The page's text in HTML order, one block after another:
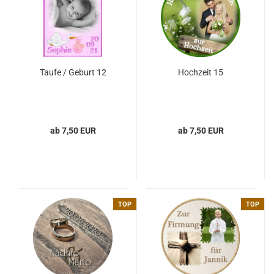
Taufe / Geburt 12
ab 7,50 EUR
Hochzeit 15
ab 7,50 EUR
TOP TOP